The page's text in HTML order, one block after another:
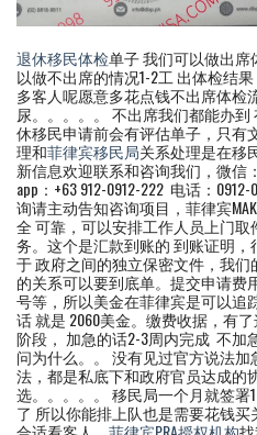
退休移民体检单子 我们可以做出席
以做不出席的情况1-2工 出体检结
多客人呢愿意多花点钱不出席体检
尿。。。。。 不出席我们都能办
休移民申请前会有评估单子，只有
理和菲律宾移民局关系处理是在移
新信息欢迎联系和咨询我们，微信
app：+63 912-0912-222 电话：
询请主动告知咨询项目，菲律宾
全 可靠，可以安排工作人员上门
务。这个是汇款到账的 到账证明
于 政府之间的独立保密文件，我
的关系可以要到底单。提交申请费
号等，所以美金在菲律宾是可以追
话 就是 2060美金。缴费收据，有
阶段， 加急的话2-3周内完成 不加
问为什么。。 没有见过官方说法
法，都是私底下和政府官员达成的
选。。。。。 移民局一个月就签
了 所以你能排上队也是需要花钱